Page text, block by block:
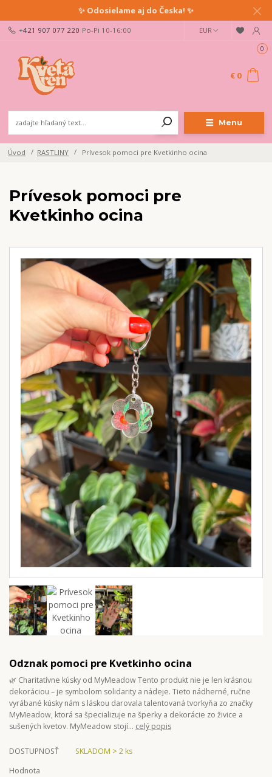
✨ Odosielame aj do Česka! ✨
Menu
EUR
+421 907 077 220 Po-Pi 10-16:00
0
€ 0
Úvod RASTLINY Prívesok pomoci pre Kvetkinho ocina
Prívesok pomoci pre
Kvetkinho ocina
Odznak pomoci pre Kvetkinho ocina
🌿 Charitatívne kúsky od MyMeadow Tento produkt nie je len krásnou
dekoráciou – je symbolom solidarity a nádeje. Tieto nádherné, ručne
vyrábané kúsky nám s láskou darovala talentovaná tvorkyňa zo značky
MyMeadow, ktorá sa špecializuje na šperky a dekorácie zo živice a
sušených kvetov. MyMeadow stojí... celý popis
DOSTUPNOSŤ
SKLADOM > 2 ks
Hodnota